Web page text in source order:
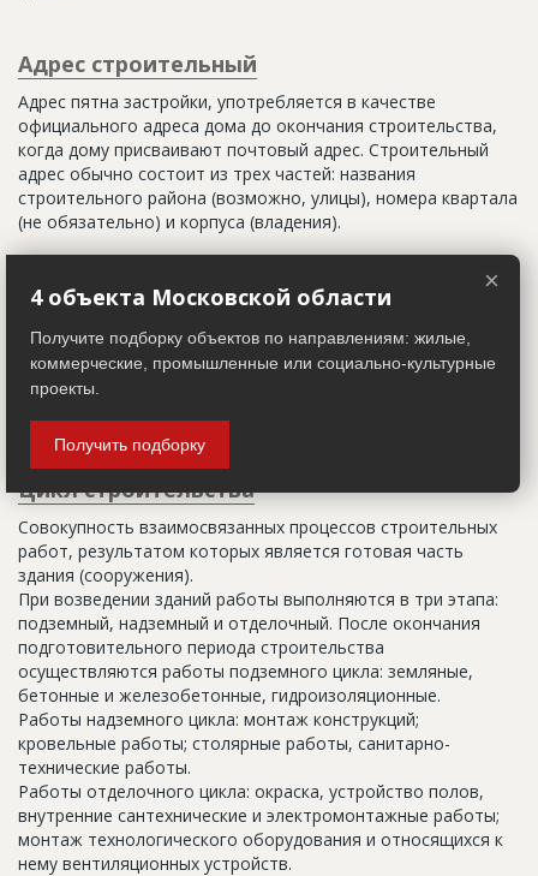
Адрес строительный
Адрес пятна застройки, употребляется в качестве
официального адреса дома до окончания строительства,
когда дому присваивают почтовый адрес. Строительный
адрес обычно состоит из трех частей: названия
строительного района (возможно, улицы), номера квартала
(не обязательно) и корпуса (владения).
Настоящим строительным адресом можно считать адрес,
указанный в правоустанавливающих документах. Иногда
(например, вторая очередь). В официальных документах
должен присутствовать официальный строительный адрес,
а все остальное - это уточнения типа "шестикомнатная
для переговоров.
Цикл строительства
Совокупность взаимосвязанных процессов строительных
работ, результатом которых является готовая часть
здания (сооружения).
При возведении зданий работы выполняются в три этапа:
подземный, надземный и отделочный. После окончания
подготовительного периода строительства
осуществляются работы подземного цикла: земляные,
бетонные и железобетонные, гидроизоляционные.
Работы надземного цикла: монтаж конструкций;
кровельные работы; столярные работы, санитарно-
технические работы.
Работы отделочного цикла: окраска, устройство полов,
внутренние сантехнические и электромонтажные работы;
монтаж технологического оборудования и относящихся к
нему вентиляционных устройств.
×
4 объекта Московской области
Получите подборку объектов по направлениям: жилые,
коммерческие, промышленные или социально-культурные
проекты.
Получить подборку